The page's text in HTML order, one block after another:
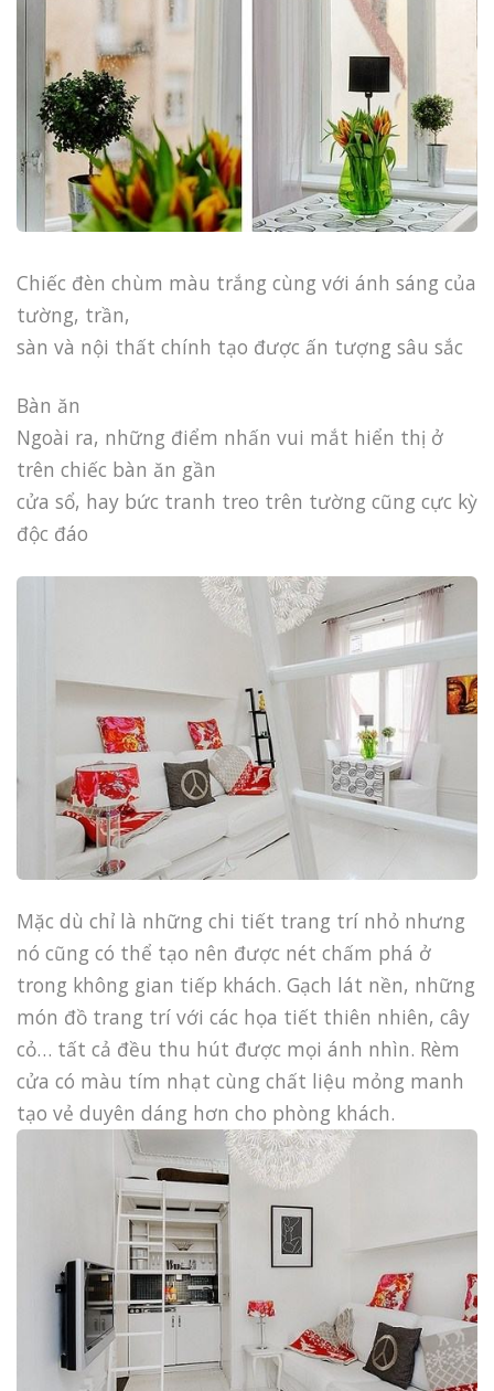
Chiếc đèn chùm màu trắng cùng với ánh sáng của
tường, trần,
sàn và nội thất chính tạo được ấn tượng sâu sắc
Bàn ăn
Ngoài ra, những điểm nhấn vui mắt hiển thị ở
trên chiếc bàn ăn gần
cửa sổ, hay bức tranh treo trên tường cũng cực kỳ
độc đáo
Mặc dù chỉ là những chi tiết trang trí nhỏ nhưng
nó cũng có thể tạo nên được nét chấm phá ở
trong không gian tiếp khách. Gạch lát nền, những
món đồ trang trí với các họa tiết thiên nhiên, cây
cỏ… tất cả đều thu hút được mọi ánh nhìn. Rèm
cửa có màu tím nhạt cùng chất liệu mỏng manh
tạo vẻ duyên dáng hơn cho phòng khách.